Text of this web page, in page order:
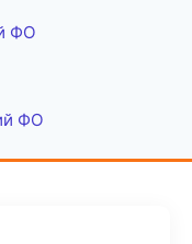
ФО
ФО